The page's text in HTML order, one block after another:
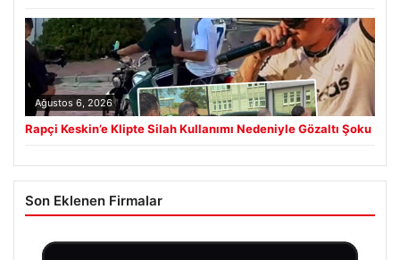
Ağustos 6, 2026
Rapçi Keskin’e Klipte Silah Kullanımı Nedeniyle Gözaltı Şoku
Son Eklenen Firmalar